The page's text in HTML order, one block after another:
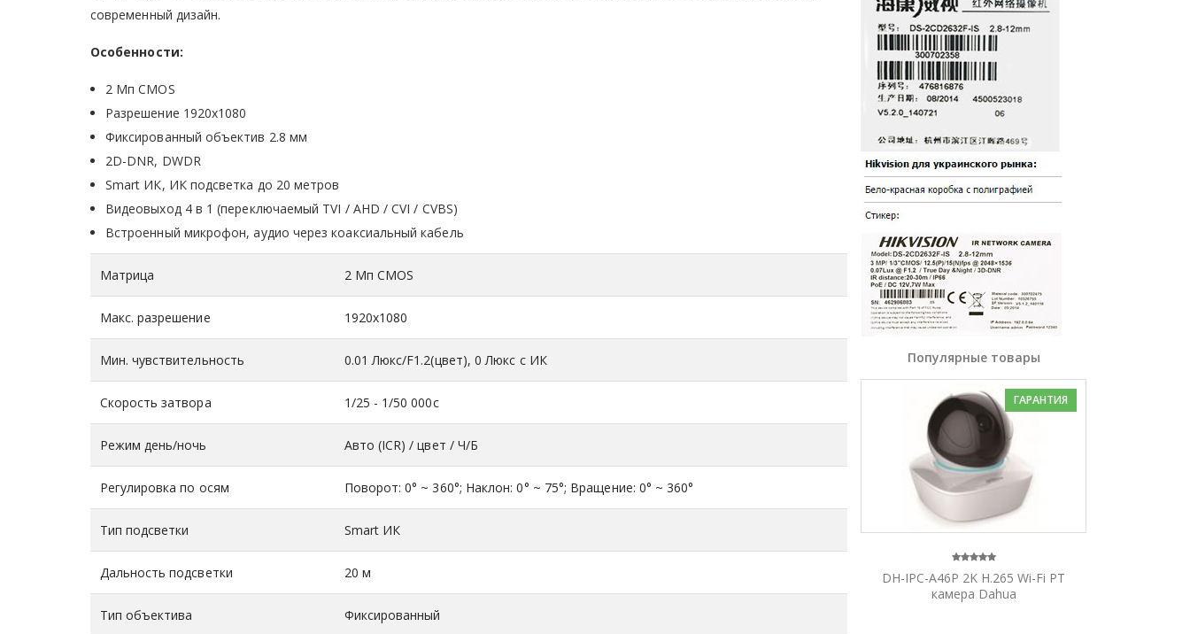
современный дизайн.
Особенности:
2 Мп CMOS
Разрешение 1920х1080
Фиксированный объектив 2.8 мм
2D-DNR, DWDR
Smart ИК, ИК подсветка до 20 метров
Видеовыход 4 в 1 (переключаемый TVI / AHD / CVI / CVBS)
Встроенный микрофон, аудио через коаксиальный кабель
Матрица 2 Мп CMOS
Макс. разрешение 1920x1080
Мин. чувствительность 0.01 Люкс/F1.2(цвет), 0 Люкс с ИК
Скорость затвора 1/25 - 1/50 000с
Режим день/ночь Авто (ICR) / цвет / Ч/Б
Регулировка по осям Поворот: 0° ~ 360°; Наклон: 0° ~ 75°; Вращение: 0° ~ 360°
Тип подсветки Smart ИК
Дальность подсветки 20 м
Тип объектива Фиксированный
Популярные товары
ГАРАНТИЯ
DH-IPC-A46P 2K H.265 Wi-Fi PT
камера Dahua